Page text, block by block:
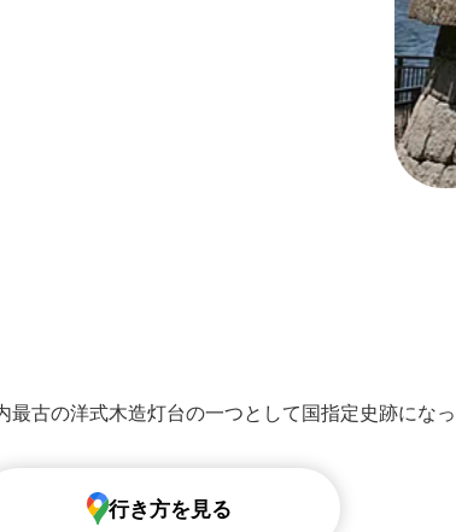
古の洋式⽊造灯台の⼀つとして国指定史跡になっ
行き方を見る